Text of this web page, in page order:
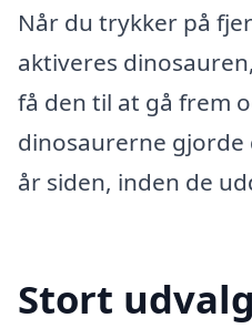
Når du trykker på
aktiveres
få den til at gå frem
dinosaurerne
år siden, inden de
Stort